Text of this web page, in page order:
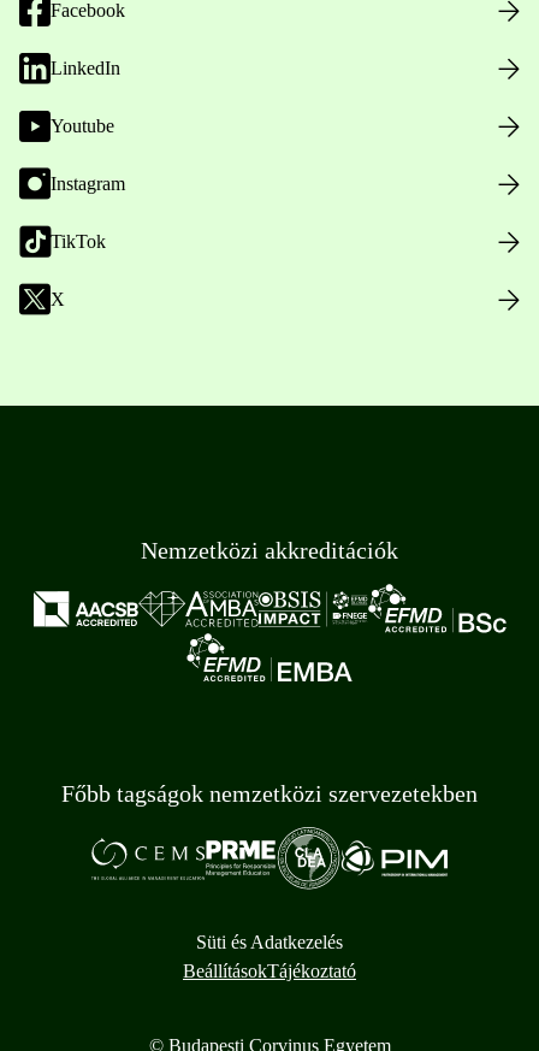
Facebook
LinkedIn
Youtube
Instagram
TikTok
X
Nemzetközi akkreditációk
Főbb tagságok nemzetközi szervezetekben
Süti és Adatkezelés
BeállításokTájékoztató
© Budapesti Corvinus Egyetem